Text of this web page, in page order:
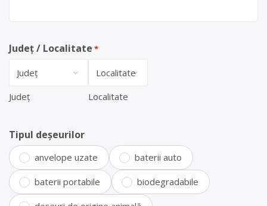
Județ / Localitate *
Județ Localitate
Tipul deșeurilor
anvelope uzate baterii auto
baterii portabile biodegradabile